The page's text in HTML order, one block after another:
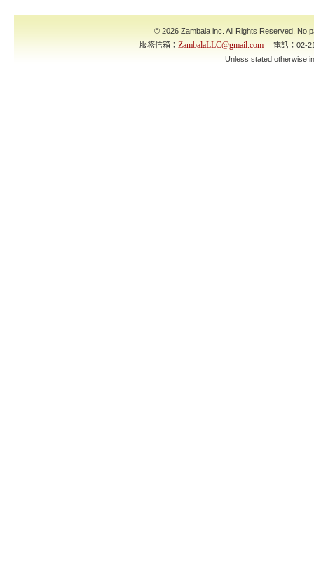
© 2026 Zambala inc. All Rights Reserved. No
服務信箱： ZambalaLLC@gmail.com 電話：02-
Unless stated